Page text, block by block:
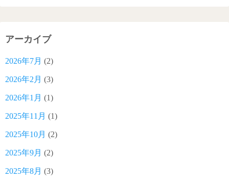
アーカイブ
2026年7月 (2)
2026年2月 (3)
2026年1月 (1)
2025年11月 (1)
2025年10月 (2)
2025年9月 (2)
2025年8月 (3)